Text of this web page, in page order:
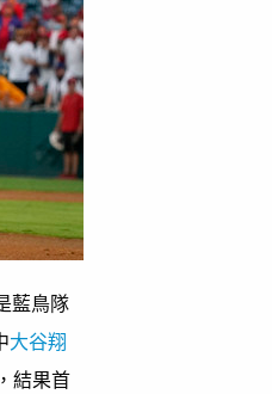
藍鳥隊
大谷翔
結果首